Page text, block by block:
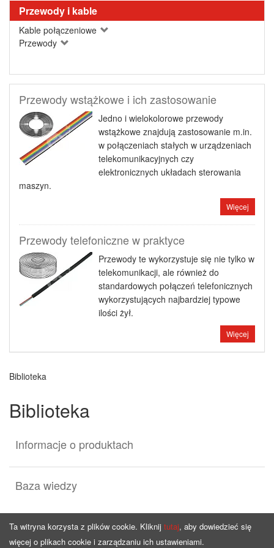
Przewody i kable
Kable połączeniowe
Przewody
Przewody wstążkowe i ich zastosowanie
Jedno i wielokolorowe przewody
wstążkowe znajdują zastosowanie m.in.
w połączeniach stałych w urządzeniach
telekomunikacyjnych czy
elektronicznych układach sterowania
maszyn.
Więcej
Przewody telefoniczne w praktyce
Przewody te wykorzystuje się nie tylko w
telekomunikacji, ale również do
standardowych połączeń telefonicznych
wykorzystujących najbardziej typowe
ilości żył.
Więcej
Biblioteka
Biblioteka
Informacje o produktach
Baza wiedzy
Strona główna Oferta
Ta witryna korzysta z plików cookie. Kliknij tutaj, aby dowiedzieć się
więcej o plikach cookie i zarządzaniu ich ustawieniami.